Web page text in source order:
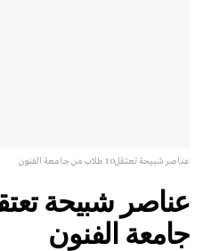
عناصر شبيحة تعتقل10 طلاب من جامعة الفنون
جامعة الفنون